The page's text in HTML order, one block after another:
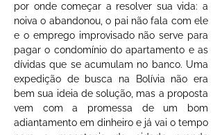
por onde começar a resolver sua vida: a
noiva o abandonou, o pai não fala com ele
e o emprego improvisado não serve para
pagar o condomínio do apartamento e as
dívidas que se acumulam no banco. Uma
expedição de busca na Bolívia não era
bem sua ideia de solução, mas a proposta
vem com a promessa de um bom
adiantamento em dinheiro e já vai o tempo